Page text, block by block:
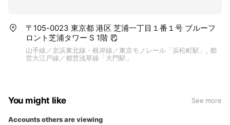
〒105-0023 東京都 港区 芝浦一丁目１番１号 ブルーフ
ロント芝浦タワー S 1階
山手線／京浜東北線・根岸線／東京モノレール「浜松町駅」, 都
営大江戸線／都営浅草線「大門駅」
You might like See more
Accounts others are viewing